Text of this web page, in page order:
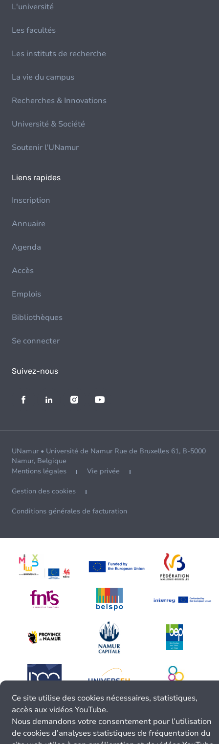
L'université
Les facultés
Les instituts de recherche
La vie du campus
Recherches & Innovations
Université & Société
Soutenir l'UNamur
Liens rapides
Inscription
Annuaire
Agenda
Accès
Emplois
Bibliothèques
Se connecter
Suivez-nous
UNamur • Université de Namur Rue de Bruxelles 61, B-5000
Namur, Belgique
Mentions légales
Vie privée
Gestion des cookies
Conditions générales de facturation
Ce site utilise des cookies nécessaires, statistiques,
accès aux vidéos YouTube.
Nous demandons votre consentement pour l’utilisation
de cookies d’analyses statistiques de fréquentation du